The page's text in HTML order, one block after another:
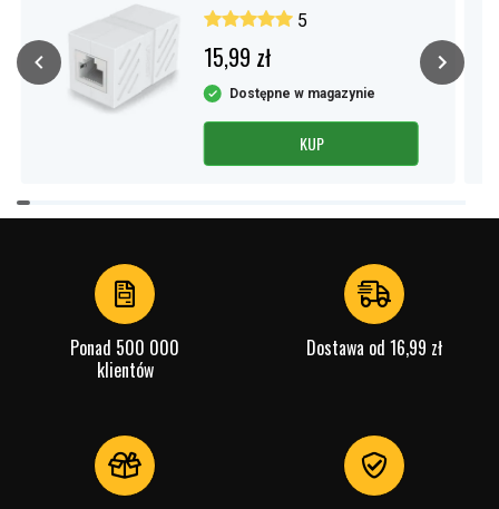
5
15,99 zł
Dostępne w magazynie
KUP
Item
1
Ponad 500 000
klientów
Dostawa od 16,99 zł